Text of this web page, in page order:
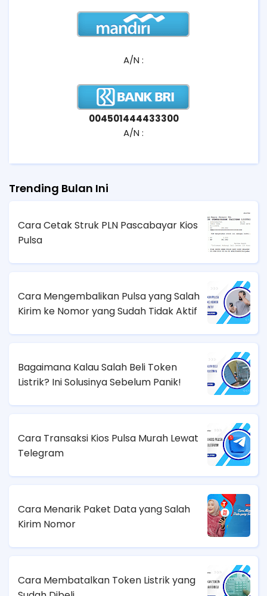
A/N :
004501444433300
A/N :
Trending Bulan Ini
Cara Cetak Struk PLN Pascabayar Kios
Pulsa
Cara Mengembalikan Pulsa yang Salah
Kirim ke Nomor yang Sudah Tidak Aktif
Bagaimana Kalau Salah Beli Token
Listrik? Ini Solusinya Sebelum Panik!
Cara Transaksi Kios Pulsa Murah Lewat
Telegram
Cara Menarik Paket Data yang Salah
Kirim Nomor
Cara Membatalkan Token Listrik yang